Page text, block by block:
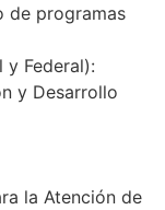
de programas
y Federal):
y Desarrollo
la Atención de